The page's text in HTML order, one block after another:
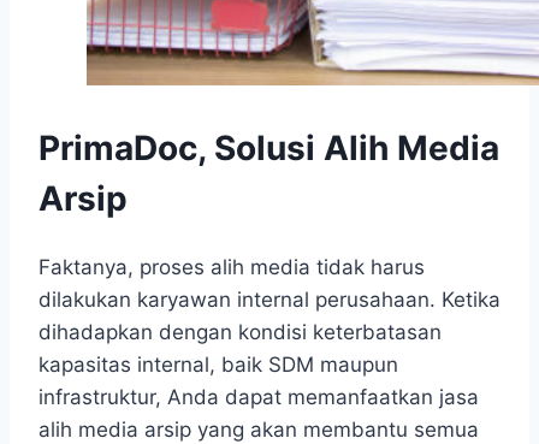
PrimaDoc, Solusi Alih Media
Arsip
Faktanya, proses alih media tidak harus
dilakukan karyawan internal perusahaan. Ketika
dihadapkan dengan kondisi keterbatasan
kapasitas internal, baik SDM maupun
infrastruktur, Anda dapat memanfaatkan jasa
alih media arsip yang akan membantu semua